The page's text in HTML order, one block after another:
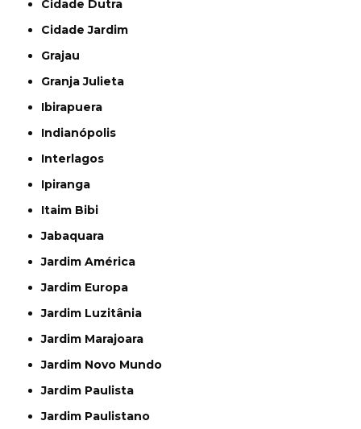
Cidade Dutra
Cidade Jardim
Grajau
Granja Julieta
Ibirapuera
Indianópolis
Interlagos
Ipiranga
Itaim Bibi
Jabaquara
Jardim América
Jardim Europa
Jardim Luzitânia
Jardim Marajoara
Jardim Novo Mundo
Jardim Paulista
Jardim Paulistano